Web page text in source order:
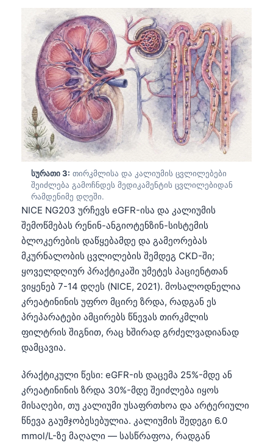
სურათი 3: თირკმლისა და კალიუმის ცვლილებები
შეიძლება გამოჩნდეს მედიკამენტის ცვლილებიდან
რამდენიმე დღეში.
NICE NG203 ურჩევს eGFR-ისა და კალიუმის
შემოწმებას რენინ-ანგიოტენზინ-სისტემის
ბლოკერების დაწყებამდე და გამეორებას
მკურნალობის ცვლილების შემდეგ CKD-ში;
ყოველდღიურ პრაქტიკაში უმეტეს პაციენტთან
ვიყენებ 7-14 დღეს (NICE, 2021). მოსალოდნელია
კრეატინინის უფრო მცირე ზრდა, რადგან ეს
პრეპარატები ამცირებს წნევას თირკმლის
ფილტრის შიგნით, რაც ხშირად გრძელვადიანად
დამცავია.
პრაქტიკული წესი: eGFR-ის დაცემა 25%-მდე ან
კრეატინინის ზრდა 30%-მდე შეიძლება იყოს
მისაღები, თუ კალიუმი უსაფრთხოა და არტერიული
წნევა გაუმჯობესებულია. კალიუმის შედეგი 6.0
mmol/L-ზე მაღალი — სასწრაფოა, რადგან